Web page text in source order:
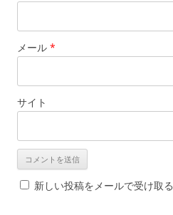
メール *
サイト
新しい投稿をメールで受け取る